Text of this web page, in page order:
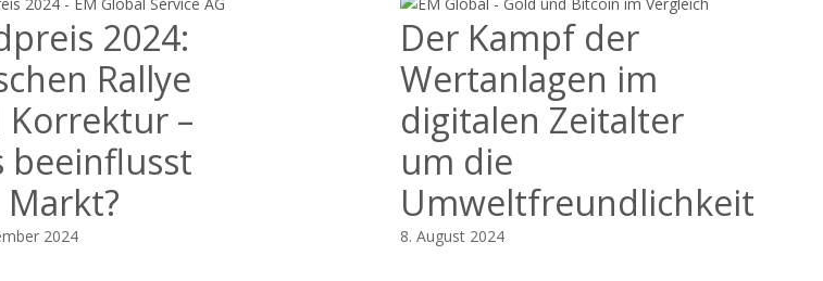
2024:
Rallye
Korrektur –
beeinflusst
2024
Der Kampf der
Wertanlagen im
digitalen Zeitalter
um die
Umweltfreundlichkeit
8. August 2024